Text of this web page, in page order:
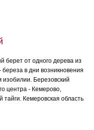
берет от одного дерева из
береза в дни возникновения
изобилии. Березовский
центра - Кемерово,
тайги. Кемеровская область